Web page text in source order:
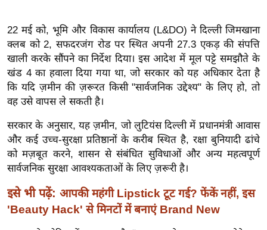
त
यं
ग
इं
डि
सा
हि
त्य
ग
त
22 मई को, भूमि और विकास कार्यालय (L&DO) ने दिल्ली जिमखाना
क्लब को 2, सफदरजंग रोड पर स्थित अपनी 27.3 एकड़ की संपत्ति
खाली करके सौंपने का निर्देश दिया। इस आदेश में मूल पट्टे समझौते के
खंड 4 का हवाला दिया गया था, जो सरकार को यह अधिकार देता है
कि यदि ज़मीन की ज़रूरत किसी "सार्वजनिक उद्देश्य" के लिए हो, तो
वह उसे वापस ले सकती है।
सरकार के अनुसार, यह ज़मीन, जो लुटियंस दिल्ली में प्रधानमंत्री आवास
और कई उच्च-सुरक्षा प्रतिष्ठानों के करीब स्थित है, रक्षा बुनियादी ढांचे
को मज़बूत करने, शासन से संबंधित सुविधाओं और अन्य महत्वपूर्ण
सार्वजनिक सुरक्षा आवश्यकताओं के लिए ज़रूरी है।
इसे भी पढ़ें: आपकी महंगी Lipstick टूट गई? फेंकें नहीं, इस
'Beauty Hack' से मिनटों में बनाएं Brand New